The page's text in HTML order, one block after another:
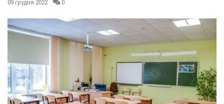
09 грудня 2022 0